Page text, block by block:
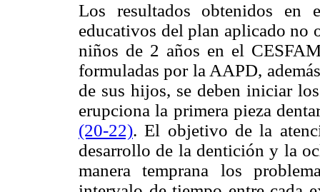
Los resultados obtenidos en
educativos del plan aplicado no
niños de 2 años en el
formuladas por la AAPD,
de sus hijos, se deben iniciar
erupciona la primera pieza
(20-22). El objetivo de la
desarrollo de la dentición y la
manera temprana los